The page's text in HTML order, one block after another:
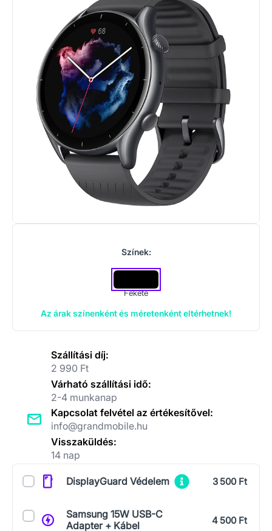
Színek:
Fekete
Az árak színenként és méretenként eltérhetnek!
Szállítási díj:
2 990 Ft
Várható szállítási idő:
2-4 munkanap
Kapcsolat felvétel az értékesítővel:
info@grandmobile.hu
Visszaküldés:
14 nap
KiegészítőkDisplayGuard Védelem 3 500 Ft
Samsung 15W USB-C
Adapter + Kábel
4 500 Ft